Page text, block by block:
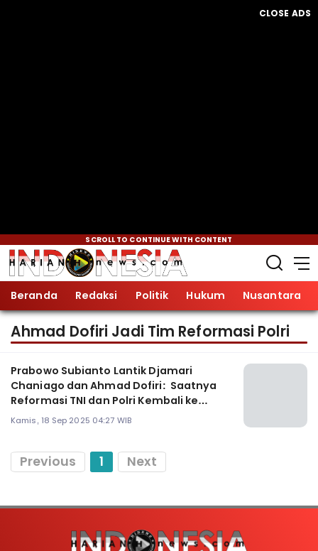
CLOSE ADS
SCROLL TO CONTINUE WITH CONTENT
Beranda Redaksi Politik Hukum Nusantara
Ahmad Dofiri Jadi Tim Reformasi Polri
Prabowo Subianto Lantik Djamari
Chaniago dan Ahmad Dofiri: Saatnya
Reformasi TNI dan Polri Kembali ke
Khittah
Kamis, 18 Sep 2025 04:27 WIB
Previous 1 Next